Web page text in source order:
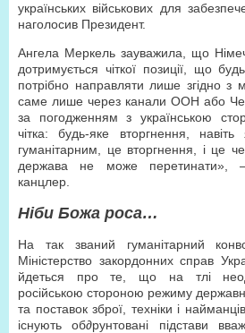
українських військових для
наголосив Президент.
Ангела Меркель зауважила, що
дотримується чіткої позиції, що
потрібно направляти лише згідно з
саме лише через канали ООН або
за погодженням з українською
чітка: будь-яке вторгнення,
гуманітарним, це вторгнення, і це
держава не може перетинати»,
канцлер.
Ніби Божа роса…
На так званий гуманітарний
Міністерство закордонних справ
йдеться про те, що на тлі
російською стороною режиму
та поставок зброї, техніки і
існують об∂рунтовані підстави